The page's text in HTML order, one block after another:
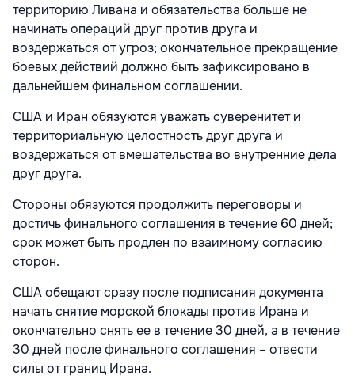
территорию Ливана и обязательства больше не
начинать операций друг против друга и
воздержаться от угроз; окончательное прекращение
боевых действий должно быть зафиксировано в
дальнейшем финальном соглашении.
США и Иран обязуются уважать суверенитет и
территориальную целостность друг друга и
воздержаться от вмешательства во внутренние дела
друг друга.
Стороны обязуются продолжить переговоры и
достичь финального соглашения в течение 60 дней;
срок может быть продлен по взаимному согласию
сторон.
США обещают сразу после подписания документа
начать снятие морской блокады против Ирана и
окончательно снять ее в течение 30 дней, а в течение
30 дней после финального соглашения – отвести
силы от границ Ирана.